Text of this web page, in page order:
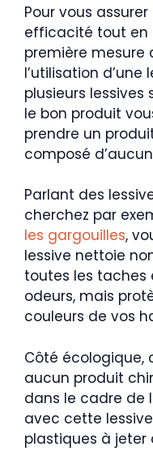
Pour vous
efficacité tout en
première mesure
l’utilisation d’une
plusieurs lessives
le bon produit
prendre un
composé
Parlant des
cherchez par
les gargouilles,
lessive nettoie
toutes les taches
odeurs, mais
couleurs de vos
Côté écologique,
aucun produit
dans le cadre de
avec cette
plastiques à jeter